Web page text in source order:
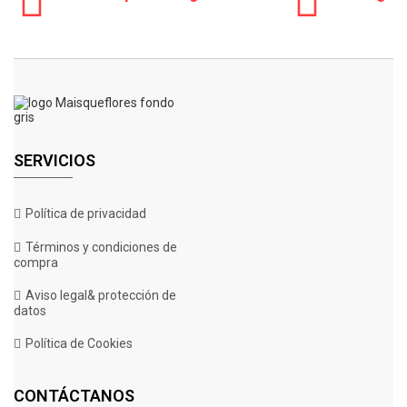
Auto Afghan Mass 5 U. Fem. 00 Seeds
SERVICIOS
Política de privacidad
Términos y condiciones de
compra
Aviso legal& protección de
datos
Política de Cookies
CONTÁCTANOS